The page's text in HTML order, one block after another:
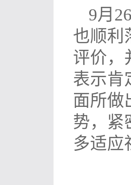
9月
也顺利
评价，
表示肯
面所做
势，紧
多适应